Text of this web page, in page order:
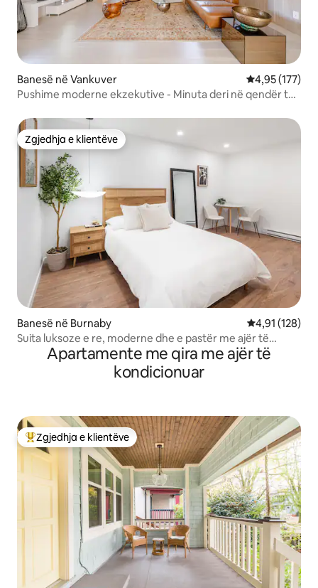
Banesë në Vankuver Vlerësimi
4,95 (177)
Pushime moderne ekzekutive - Minuta deri në qendër të
Zgjedhja e klientëve
Zgjedhja e klientëve
Banesë në Burnaby Vlerësimi
4,91 (128)
Suita luksoze e re, moderne dhe e pastër me ajër të
kondicionuar!
Apartamente me qira me ajër të
kondicionuar
Më të mirat e zgjedhjeve të klientëve
Zgjedhja e klientëve